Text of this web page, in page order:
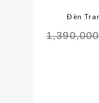
Đèn